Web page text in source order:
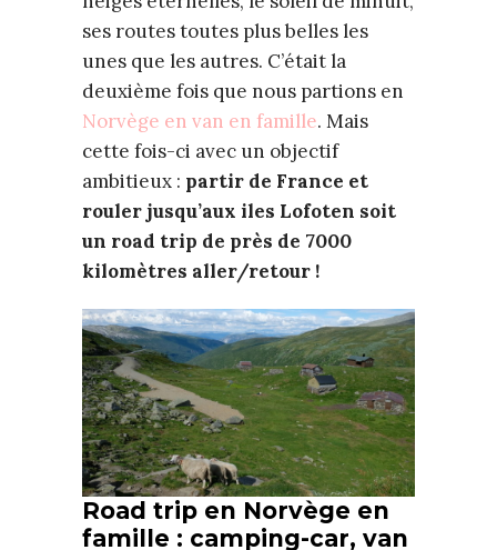
ses routes toutes plus belles les
unes que les autres. C’était la
deuxième fois que nous partions en
Norvège en van en famille. Mais
cette fois-ci avec un objectif
ambitieux : partir de France et
rouler jusqu’aux iles Lofoten soit
un road trip de près de 7000
kilomètres aller/retour !
Road trip en Norvège en
famille : camping-car, van